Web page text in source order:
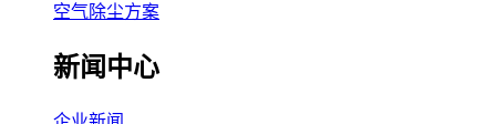
空气除尘方案
新闻中心